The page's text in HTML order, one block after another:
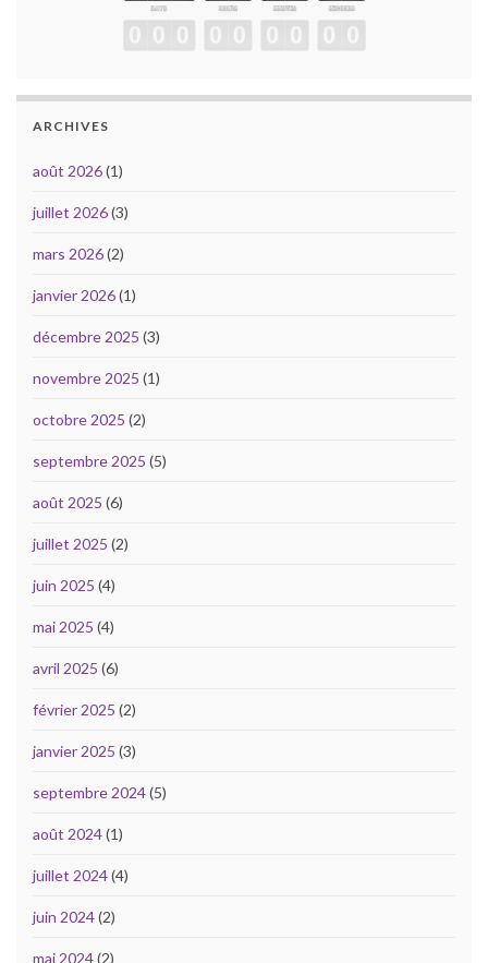
ARCHIVES
août 2026(1)
juillet 2026(3)
mars 2026(2)
janvier 2026(1)
décembre 2025 (3)
novembre 2025 (1)
octobre 2025 (2)
septembre 2025 (5)
août 2025 (6)
juillet 2025 (2)
juin 2025 (4)
mai 2025 (4)
avril 2025 (6)
février 2025 (2)
janvier 2025 (3)
septembre 2024(5)
août 2024(1)
juillet 2024(4)
juin 2024(2)
mai 2024(2)